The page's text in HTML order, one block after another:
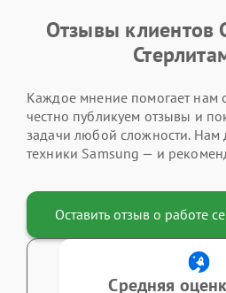
Отзывы клиентов
Каждое мнение помогает нам
честно публикуем отзывы и
задачи любой сложности. Нам
техники Samsung — и
Оставить отзыв о работе
Средняя